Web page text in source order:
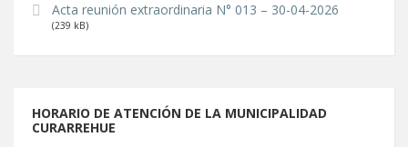
Acta reunión extraordinaria N° 013 – 30-04-2026
(239 kB)
HORARIO DE ATENCIÓN DE LA MUNICIPALIDAD
CURARREHUE